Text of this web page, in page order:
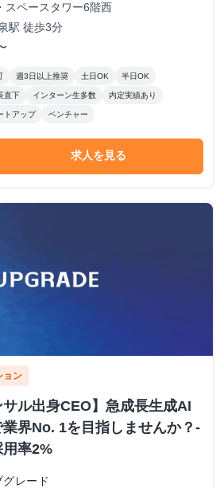
スペースタワー6階西
駅 徒歩3分
週3日以上推奨 土日OK 半日OK
直下 インターン生多数 内定実績あり
トアップ ベンチャー
求人を見る
ョン
ル出身CEO】急成長生成AI
界No. 1を目指しませんか？-
率2%
レード